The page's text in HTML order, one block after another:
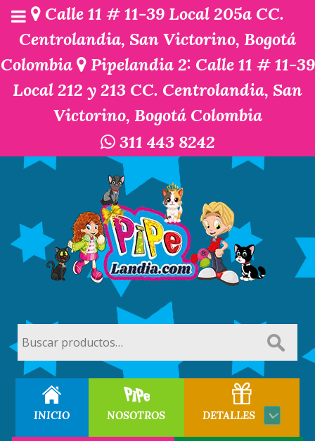
Calle 11 # 11-39 Local 205a CC.
Centrolandia, San Victorino, Bogotá
Colombia
Pipelandia 2: Calle 11 # 11-39
Local 212 y 213 CC. Centrolandia, San
Victorino, Bogotá Colombia
311 443 8242
por:
INICIO NOSOTROS DETALLES